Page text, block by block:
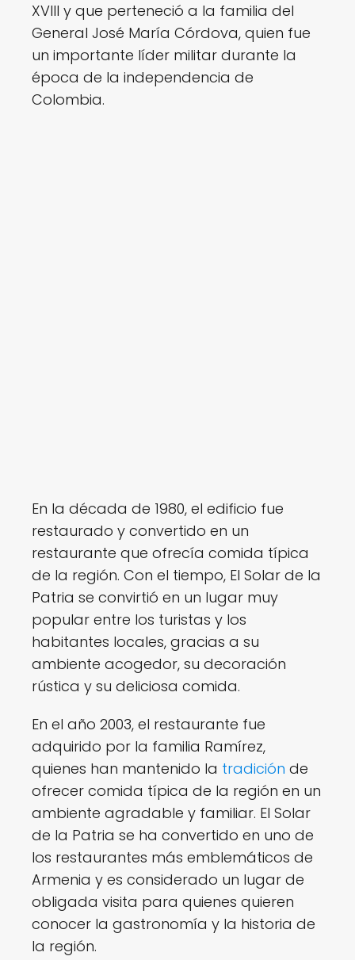
XVIII y que perteneció a la familia del
General José María Córdova, quien fue
un importante líder militar durante la
época de la independencia de
Colombia.
En la década de 1980, el edificio fue
restaurado y convertido en un
restaurante que ofrecía comida típica
de la región. Con el tiempo, El Solar de la
Patria se convirtió en un lugar muy
popular entre los turistas y los
habitantes locales, gracias a su
ambiente acogedor, su decoración
rústica y su deliciosa comida.
En el año 2003, el restaurante fue
adquirido por la familia Ramírez,
quienes han mantenido la tradición de
ofrecer comida típica de la región en un
ambiente agradable y familiar. El Solar
de la Patria se ha convertido en uno de
los restaurantes más emblemáticos de
Armenia y es considerado un lugar de
obligada visita para quienes quieren
conocer la gastronomía y la historia de
la región.